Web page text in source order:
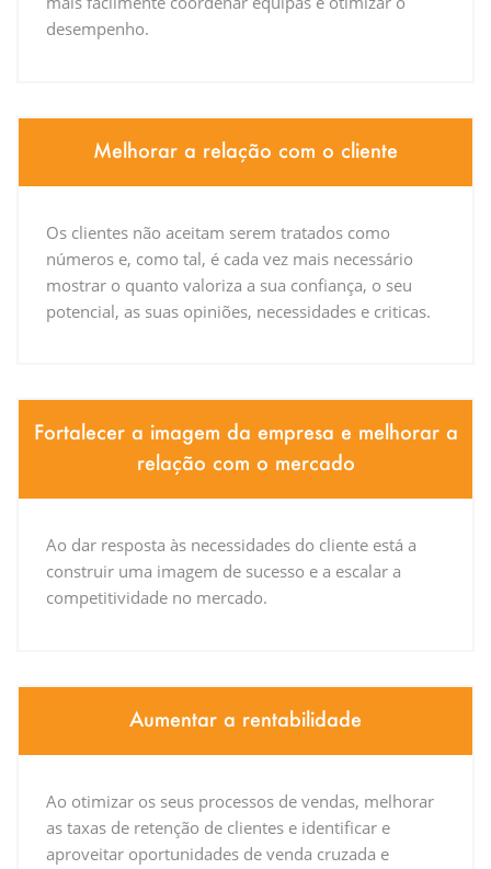
desempenho.
Melhorar a relação com o cliente
Os clientes não aceitam serem tratados como
números e, como tal, é cada vez mais necessário
mostrar o quanto valoriza a sua confiança, o seu
potencial, as suas opiniões, necessidades e criticas.
Fortalecer a imagem da empresa e melhorar a
relação com o mercado
Ao dar resposta às necessidades do cliente está a
construir uma imagem de sucesso e a escalar a
competitividade no mercado.
Aumentar a rentabilidade
Ao otimizar os seus processos de vendas, melhorar
as taxas de retenção de clientes e identificar e
aproveitar oportunidades de venda cruzada e